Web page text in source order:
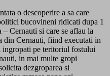
o descoperire a sa care
bucovineni ridicati dupa 1
Cernauti si care se aflau la
din Cernauti, fiind executati in
pe teritoriul fostului
in mai multe gropi
dezgroparea si